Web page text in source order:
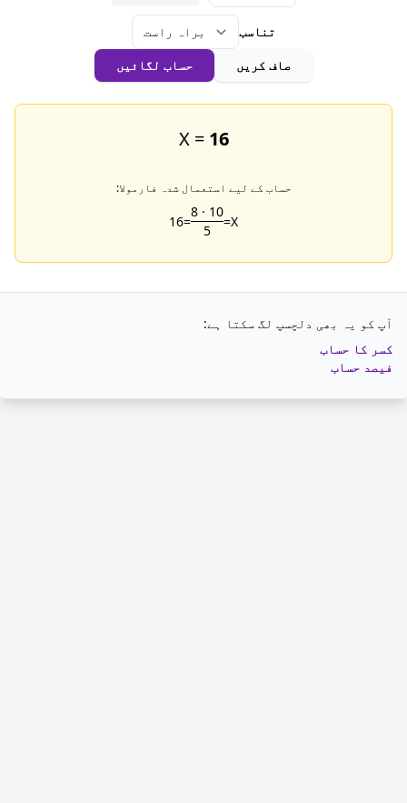
تناسب
صاف کریں
حساب لگائیں
X = 16
حساب کے لیے استعمال شدہ فارمولا:
X
=
10
·
8
5
=
16
آپ کو یہ بھی دلچسپ لگ سکتا ہے:
کسر کا حساب
فیصد حساب